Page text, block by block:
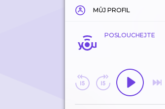
MŮJ PROFIL
POSLOUCHEJTE